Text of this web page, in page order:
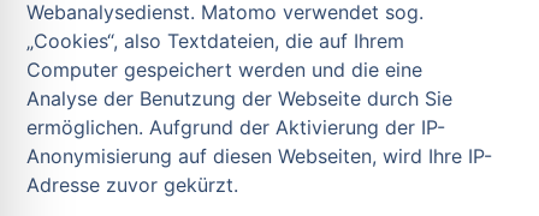
Webanalysedienst. Matomo verwendet sog.
„Cookies“, also Textdateien, die auf Ihrem
Computer gespeichert werden und die eine
Analyse der Benutzung der Webseite durch Sie
ermöglichen. Aufgrund der Aktivierung der IP-
Anonymisierung auf diesen Webseiten, wird Ihre IP-
Adresse zuvor gekürzt.